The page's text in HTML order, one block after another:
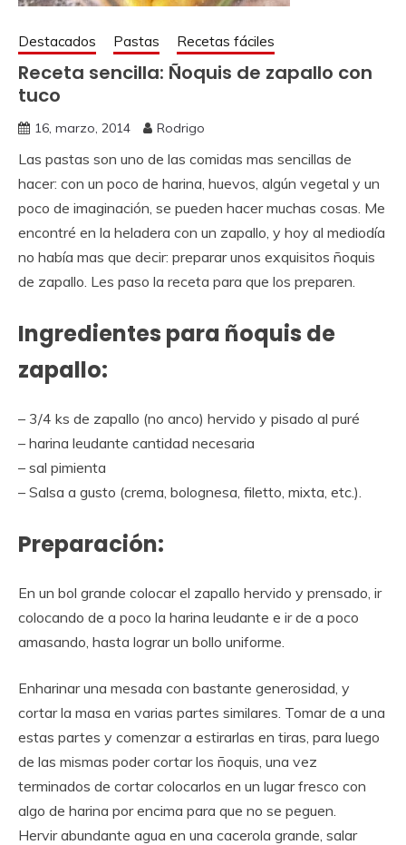
Destacados Pastas Recetas fáciles
Receta sencilla: Ñoquis de zapallo con
tuco
16, marzo, 2014 Rodrigo
Las pastas son uno de las comidas mas sencillas de
hacer: con un poco de harina, huevos, algún vegetal y un
poco de imaginación, se pueden hacer muchas cosas. Me
encontré en la heladera con un zapallo, y hoy al mediodía
no había mas que decir: preparar unos exquisitos ñoquis
de zapallo. Les paso la receta para que los preparen.
Ingredientes para ñoquis de
zapallo:
– 3/4 ks de zapallo (no anco) hervido y pisado al puré
– harina leudante cantidad necesaria
– sal pimienta
– Salsa a gusto (crema, bolognesa, filetto, mixta, etc.).
Preparación:
En un bol grande colocar el zapallo hervido y prensado, ir
colocando de a poco la harina leudante e ir de a poco
amasando, hasta lograr un bollo uniforme.
Enharinar una mesada con bastante generosidad, y
cortar la masa en varias partes similares. Tomar de a una
estas partes y comenzar a estirarlas en tiras, para luego
de las mismas poder cortar los ñoquis, una vez
terminados de cortar colocarlos en un lugar fresco con
algo de harina por encima para que no se peguen.
Hervir abundante agua en una cacerola grande, salar